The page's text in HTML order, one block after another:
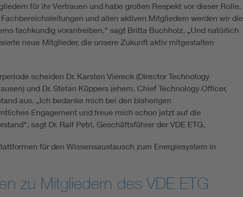
für ihr Vertrauen und habe großen Respekt vor dieser Rolle.
und allen aktiven Mitgliedern werden wir die
fachkundig vorantreiben,“ sagt Britta Buchholz. „Und natürlich
neue Mitglieder, die unsere Zukunft aktiv mitgestalten
scheiden Dr. Karsten Viereck (Director Technology
und Dr. Stefan Küppers (ehem. Chief Technology Officer,
aus. „Ich bedanke mich bei den bisherigen
Engagement und freue mich schon jetzt auf die
sagt Dr. Ralf Petri, Geschäftsführer der VDE ETG.
für den Wissensaustausch zum Energiesystem in
zu Mitgliedern des VDE ETG